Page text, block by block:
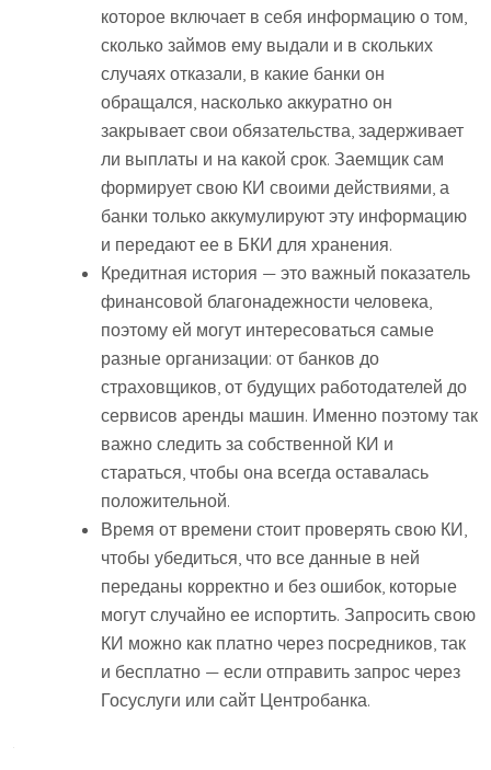
которое включает в себя информацию о том,
сколько займов ему выдали и в скольких
случаях отказали, в какие банки он
обращался, насколько аккуратно он
закрывает свои обязательства, задерживает
ли выплаты и на какой срок. Заемщик сам
формирует свою КИ своими действиями, а
банки только аккумулируют эту информацию
и передают ее в БКИ для хранения.
Кредитная история — это важный показатель
финансовой благонадежности человека,
поэтому ей могут интересоваться самые
разные организации: от банков до
страховщиков, от будущих работодателей до
сервисов аренды машин. Именно поэтому так
важно следить за собственной КИ и
стараться, чтобы она всегда оставалась
положительной.
Время от времени стоит проверять свою КИ,
чтобы убедиться, что все данные в ней
переданы корректно и без ошибок, которые
могут случайно ее испортить. Запросить свою
КИ можно как платно через посредников, так
и бесплатно — если отправить запрос через
Госуслуги или сайт Центробанка.